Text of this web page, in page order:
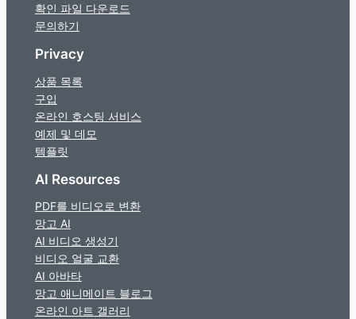
확인 파일 다운로드
문의하기
Privacy
상품 목록
구입
온라인 호스팅 서비스
예제 및 데모
템플릿
AI Resources
PDF를 비디오로 변환
망고 AI
AI 비디오 생성기
비디오 얼굴 교환
AI 아바타
망고 애니메이트 블로그
온라인 아트 갤러리